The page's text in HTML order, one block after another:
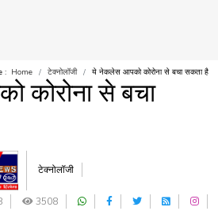
: Home टेक्नोलॉजी ये नेकलेस आपको कोरोना से बचा सकता है
कोरोना से बचा
टेक्नोलॉजी
3508